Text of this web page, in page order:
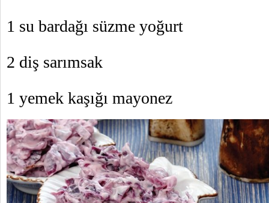
1 su bardağı süzme yoğurt
2 diş sarımsak
1 yemek kaşığı mayonez